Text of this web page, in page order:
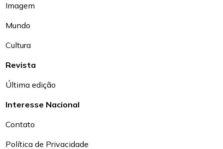
Imagem
Mundo
Cultura
Revista
Última edição
Interesse Nacional
Contato
Política de Privacidade